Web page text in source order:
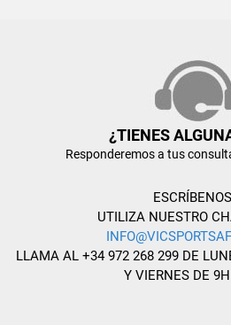
¿TIENES
Responderemos a tus
UTILIZA NUESTRO
LLAMA AL +34 972 268 299 DE
Y VIERNES DE